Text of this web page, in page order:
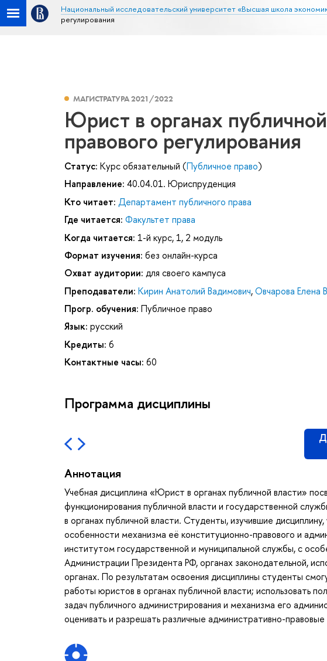
Национальный исследовательский университет «Высшая школа
регулирования
МАГИСТРАТУРА 2021/2022
Юрист в органах
правового регулирования
Статус: Курс обязательный (Публичное право)
Направление: 40.04.01. Юриспруденция
Кто читает: Департамент публичного права
Где читается: Факультет права
Когда читается: 1-й курс, 1, 2 модуль
Формат изучения: без онлайн-курса
Охват аудитории: для своего кампуса
Преподаватели: Кирин Анатолий Вадимович,Овчарова Елена
Прогр. обучения: Публичное право
Язык: русский
Кредиты: 6
Контактные часы: 60
Программа дисциплины
Аннотация
Учебная дисциплина «Юрист в органах публичной власти»
функционирования публичной власти и государственной
в органах публичной власти. Студенты, изучившие
особенности механизма её конституционно-правового и
институтом государственной и муниципальной службы, с
Администрации Президента РФ, органах законодательной,
органах. По результатам освоения дисциплины студенты
работы юристов в органах публичной власти; использовать
задач публичного администрирования и механизма его
оценивать и разрешать различные административно-правовые